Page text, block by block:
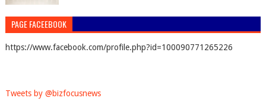
PAGE FACEEBOOK
https://www.facebook.com/profile.php?id=100090771265226
Tweets by @bizfocusnews